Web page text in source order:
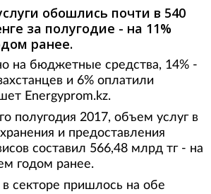
обошлись почти в 540
за полугодие - на 11%
ранее.
на бюджетные средства, 14% -
и 6% оплатили
Energyprom.kz.
полугодия 2017, объем услуг в
и предоставления
составил 566,48 млрд тг - на
годом ранее.
в секторе пришлось на обе